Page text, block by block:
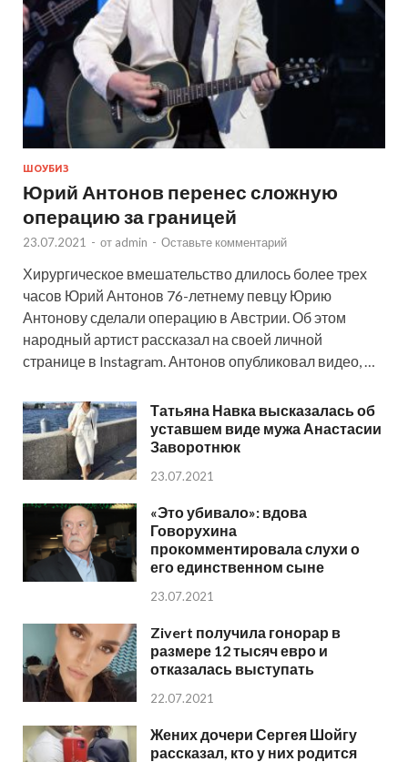
ШОУБИЗ
Юрий Антонов перенес сложную
операцию за границей
23.07.2021 - от admin - Оставьте комментарий
Хирургическое вмешательство длилось более трех
часов Юрий Антонов 76-летнему певцу Юрию
Антонову сделали операцию в Австрии. Об этом
народный артист рассказал на своей личной
странице в Instagram. Антонов опубликовал видео, …
Татьяна Навка высказалась об
уставшем виде мужа Анастасии
Заворотнюк
23.07.2021
«Это убивало»: вдова
Говорухина
прокомментировала слухи о
его единственном сыне
23.07.2021
Zivert получила гонорар в
размере 12 тысяч евро и
отказалась выступать
22.07.2021
Жених дочери Сергея Шойгу
рассказал, кто у них родится